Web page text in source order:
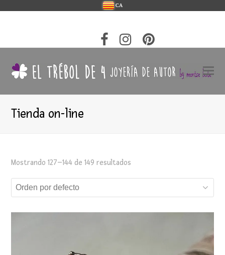
CA
Tienda on-line
Mostrando 127–144 de 149 resultados